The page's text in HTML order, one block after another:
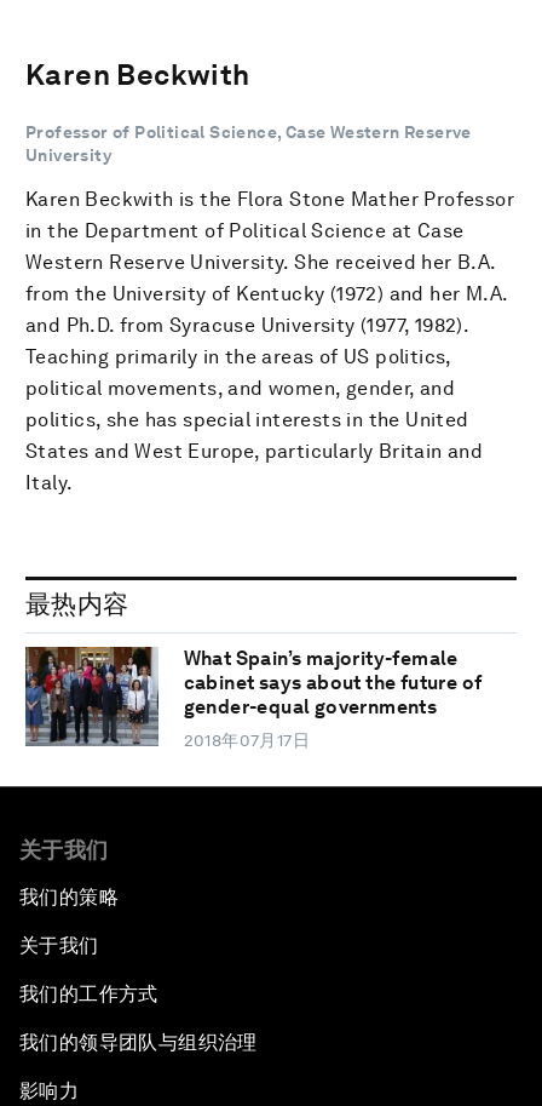
Karen Beckwith
Professor of Political Science, Case Western Reserve
University
Karen Beckwith is the Flora Stone Mather Professor
in the Department of Political Science at Case
Western Reserve University. She received her B.A.
from the University of Kentucky (1972) and her M.A.
and Ph.D. from Syracuse University (1977, 1982).
Teaching primarily in the areas of US politics,
political movements, and women, gender, and
politics, she has special interests in the United
States and West Europe, particularly Britain and
Italy.
最热内容
What Spain’s majority-female
cabinet says about the future of
gender-equal governments
2018年07月17日
关于我们
我们的策略
关于我们
我们的工作方式
我们的领导团队与组织治理
影响力